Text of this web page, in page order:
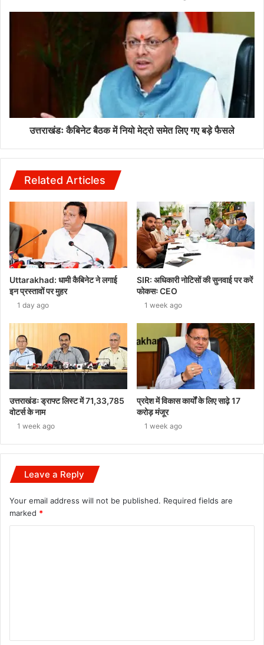
उत्तराखंडः कैबिनेट बैठक में नियो मेट्रो समेत लिए गए बड़े फैसले
Related Articles
Uttarakhad: धामी कैबिनेट ने लगाई
इन प्रस्तावों पर मुहर
1 day ago
SIR: अधिकारी नोटिसों की सुनवाई पर करें
फोकसः CEO
1 week ago
उत्तराखंडः ड्राफ्ट लिस्ट में 71,33,785
वोटर्स के नाम
1 week ago
प्रदेश में विकास कार्यों के लिए साढ़े 17
करोड़ मंजूर
1 week ago
Leave a Reply
Your email address will not be published. Required fields are
marked *
t